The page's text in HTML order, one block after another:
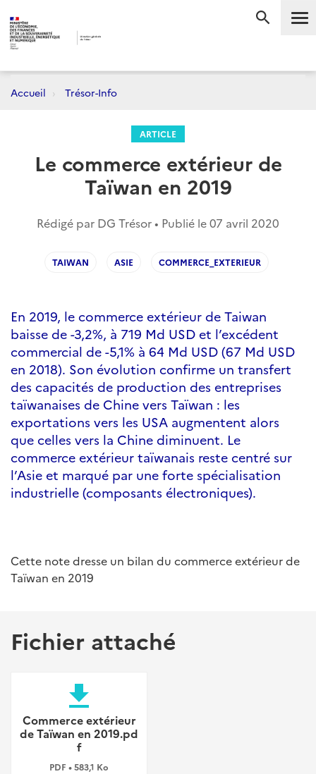
Accueil Trésor-Info
ARTICLE
Le commerce extérieur de
Taïwan en 2019
Rédigé par DG Trésor • Publié le07 avril 2020
TAIWAN ASIE COMMERCE_EXTERIEUR
En 2019, le commerce extérieur de Taiwan
baisse de -3,2%, à 719 Md USD et l’excédent
commercial de -5,1% à 64 Md USD (67 Md USD
en 2018). Son évolution confirme un transfert
des capacités de production des entreprises
taïwanaises de Chine vers Taïwan : les
exportations vers les USA augmentent alors
que celles vers la Chine diminuent. Le
commerce extérieur taïwanais reste centré sur
l’Asie et marqué par une forte spécialisation
industrielle (composants électroniques).
Cette note dresse un bilan du commerce extérieur de
Taïwan en 2019
Fichier attaché
file_download
Commerce extérieur
de Taïwan en 2019.pd
f
PDF • 583,1 Ko